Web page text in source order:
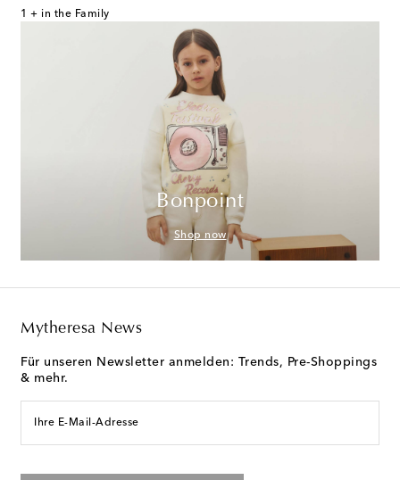
1 + in the Family
Bonpoint
Shop now
Mytheresa News
Für unseren Newsletter anmelden: Trends, Pre-Shoppings
& mehr.
Ihre E-Mail-Adresse